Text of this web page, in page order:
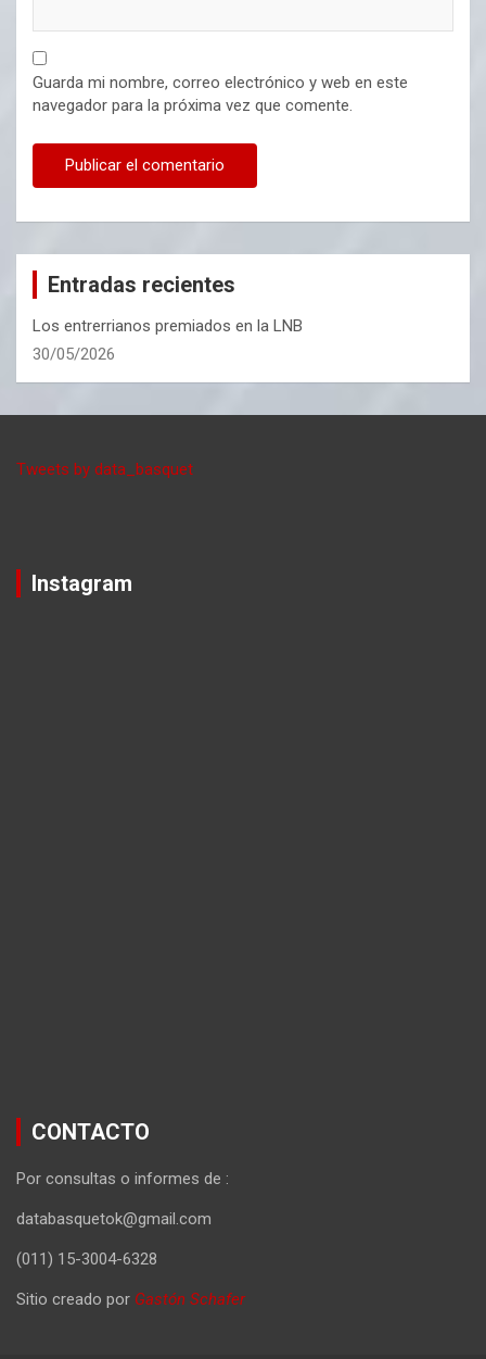
Guarda mi nombre, correo electrónico y web en este
navegador para la próxima vez que comente.
Entradas recientes
Los entrerrianos premiados en la LNB
30/05/2026
Tweets by data_basquet
Instagram
CONTACTO
Por consultas o informes de :
databasquetok@gmail.com
(011) 15-3004-6328
Sitio creado por Gastón Schafer